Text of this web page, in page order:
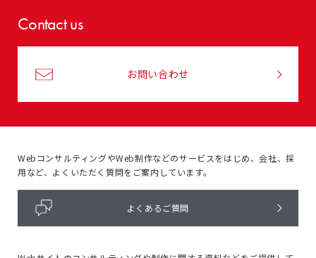
Contact us
お問い合わせ
WebコンサルティングやWeb制作などのサービスをはじめ、会社、採
用など、よくいただく質問をご案内しています。
よくあるご質問